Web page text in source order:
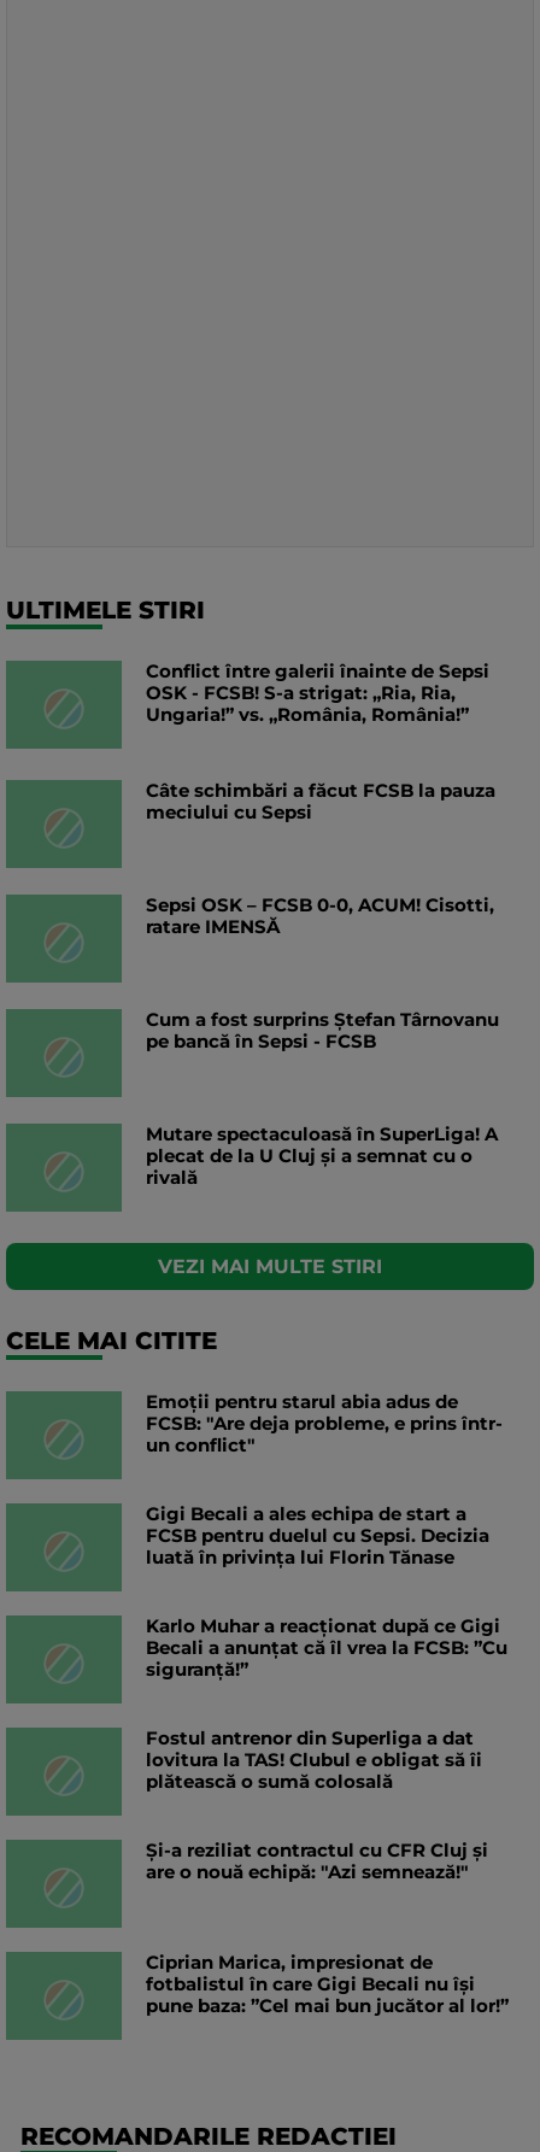
ULTIMELE STIRI
Conflict între galerii înainte de Sepsi
OSK - FCSB! S-a strigat: „Ria, Ria,
Ungaria!” vs. „România, România!”
Câte schimbări a făcut FCSB la pauza
meciului cu Sepsi
Sepsi OSK – FCSB 0-0, ACUM! Cisotti,
ratare IMENSĂ
Cum a fost surprins Ștefan Târnovanu
pe bancă în Sepsi - FCSB
Mutare spectaculoasă în SuperLiga! A
plecat de la U Cluj și a semnat cu o
rivală
VEZI MAI MULTE STIRI
CELE MAI CITITE
Emoții pentru starul abia adus de
FCSB: "Are deja probleme, e prins într-
un conflict"
Gigi Becali a ales echipa de start a
FCSB pentru duelul cu Sepsi. Decizia
luată în privința lui Florin Tănase
Karlo Muhar a reacționat după ce Gigi
Becali a anunțat că îl vrea la FCSB: ”Cu
siguranță!”
Fostul antrenor din Superliga a dat
lovitura la TAS! Clubul e obligat să îi
plătească o sumă colosală
Și-a reziliat contractul cu CFR Cluj și
are o nouă echipă: "Azi semnează!"
Ciprian Marica, impresionat de
fotbalistul în care Gigi Becali nu își
pune baza: ”Cel mai bun jucător al lor!”
RECOMANDARILE REDACTIEI